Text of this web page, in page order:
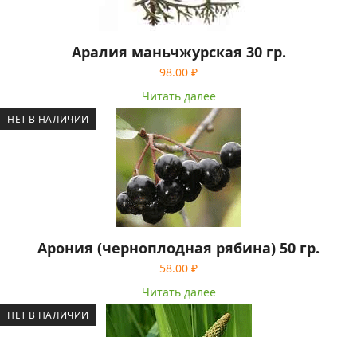
Аралия маньчжурская 30 гр.
98.00 ₽
Читать далее
НЕТ В НАЛИЧИИ
Арония (черноплодная рябина) 50 гр.
58.00 ₽
Читать далее
НЕТ В НАЛИЧИИ